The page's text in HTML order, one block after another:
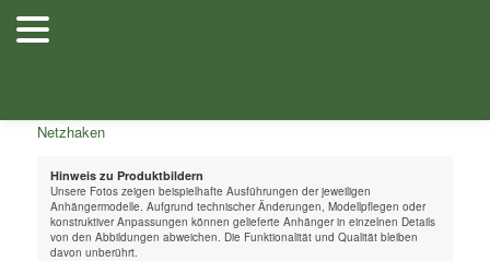
Zum
Inhalt
Shop
Hinweis zu Produktbildern
Unsere Fotos zeigen beispielhafte Ausführungen der jeweiligen
Anhängermodelle. Aufgrund technischer Änderungen, Modellpflegen oder
konstruktiver Anpassungen können gelieferte Anhänger in einzelnen Details
von den Abbildungen abweichen. Die Funktionalität und Qualität bleiben
davon unberührt.